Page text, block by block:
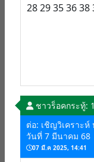
28 29 35 36 38
ชาวร็อคกระทู้: 1
ต่อ: เชิญวิเคราะห์
วันที่ 7 มีนาคม 68
07 มี.ค 2025, 14:41